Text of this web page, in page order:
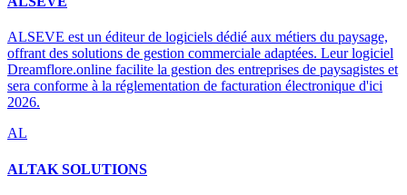
ALSEVE est un éditeur de logiciels dédié aux métiers du paysage,
offrant des solutions de gestion commerciale adaptées. Leur logiciel
Dreamflore.online facilite la gestion des entreprises de paysagistes et
sera conforme à la réglementation de facturation électronique d'ici
2026.
AL
ALTAK SOLUTIONS